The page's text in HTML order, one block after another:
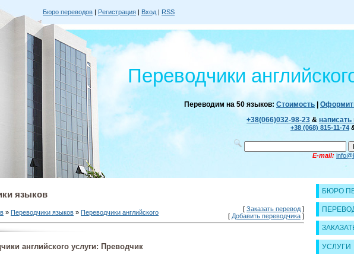
Бюро переводов | Регистрация | Вход | RSS
Переводчики
Переводим на 50 языков: Стоимость
+38(066)032-98-23 &
+38 (068) 815-11-74
E-mail:
языков
» Переводчики языков » Переводчики английского [ Заказать перевод ]
[ Добавить переводчика ]
английского услуги: Преводчик
БЮРО
УСЛУГИ